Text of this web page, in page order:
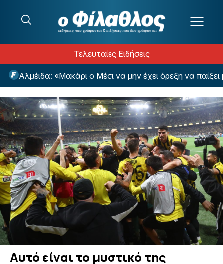
Τελευταίες Ειδήσεις
Αλμέιδα: «Μακάρι ο Μέσι να μην έχει όρεξη να παίξει
Αυτό είναι το μυστικό της